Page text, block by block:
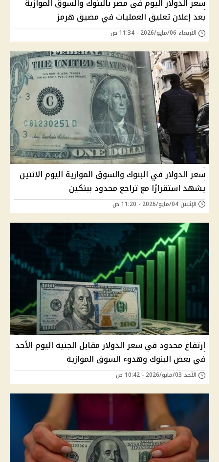
سعر الدولار اليوم في مصر بالبنوك والسوق الموازية
بعد إعلان تعليق العمليات في مضيق هرمز
الأربعاء 06/مايو/2026 - 11:34 ص
سعر الدولار في البنوك والسوق الموازية اليوم الاثنين
يشهد استقرارًا مع تراجع محدود ببنكين
الإثنين 04/مايو/2026 - 11:20 ص
ارتفاع محدود في سعر الدولار مقابل الجنيه اليوم الأحد
في بعض البنوك وهدوء السوق الموازية
الأحد 03/مايو/2026 - 10:42 ص